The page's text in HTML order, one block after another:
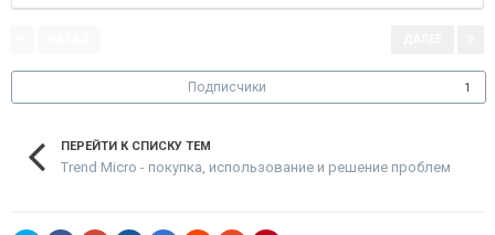
Подписчики 1
ПЕРЕЙТИ К СПИСКУ ТЕМ
Trend Micro - покупка, использование и решение проблем